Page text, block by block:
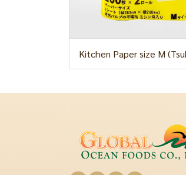
Kitchen Paper size M